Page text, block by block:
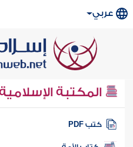
عربي
المكتبة
كتب PDF